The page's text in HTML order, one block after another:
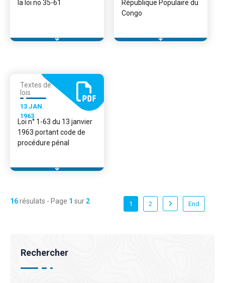
la loi no 35-61
République Populaire du
Congo
Textes de
lois
13 JAN.
1963
Loi n° 1-63 du 13 janvier
1963 portant code de
procédure pénal
16résulats - Page 1 sur 2 1 2 End
Rechercher